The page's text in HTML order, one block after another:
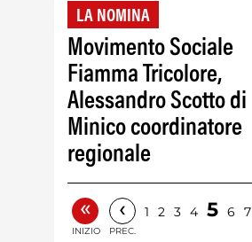
LA NOMINA
Movimento Sociale
Fiamma Tricolore,
Alessandro Scotto di
Minico coordinatore
regionale
«
INIZIO
‹
PREC.
1 2 3 4 5 6 7